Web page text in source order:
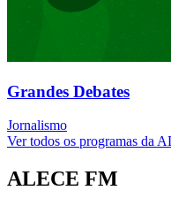
Grandes Debates
Jornalismo
Ver todos os programas da
ALECE FM